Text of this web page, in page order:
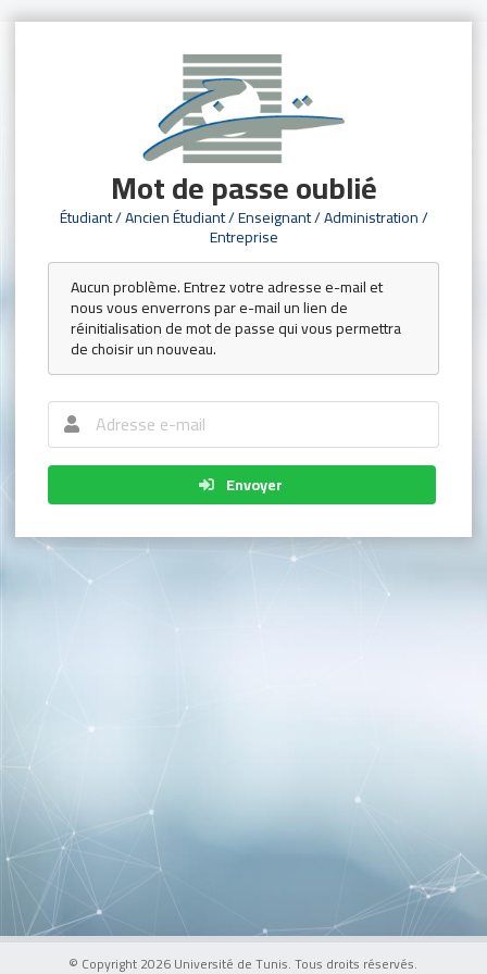
Mot de passe oublié
Étudiant / Ancien Étudiant / Enseignant / Administration /
Entreprise
Aucun problème. Entrez votre adresse e-mail et
nous vous enverrons par e-mail un lien de
réinitialisation de mot de passe qui vous permettra
de choisir un nouveau.
Envoyer
© Copyright 2026 Université de Tunis. Tous droits réservés.